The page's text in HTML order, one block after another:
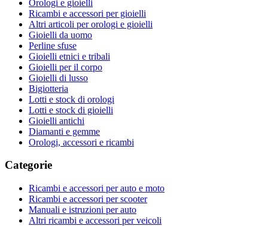
Orologi e gioielli
Ricambi e accessori per gioielli
Altri articoli per orologi e gioielli
Gioielli da uomo
Perline sfuse
Gioielli etnici e tribali
Gioielli per il corpo
Gioielli di lusso
Bigiotteria
Lotti e stock di orologi
Lotti e stock di gioielli
Gioielli antichi
Diamanti e gemme
Orologi, accessori e ricambi
Categorie
Ricambi e accessori per auto e moto
Ricambi e accessori per scooter
Manuali e istruzioni per auto
Altri ricambi e accessori per veicoli